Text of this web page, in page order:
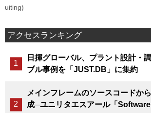
uiting)
アクセスランキング
日揮グローバル、プラント設計・
ブル事例を「JUST.DB」に集約
メインフレームのソースコードか
成─ユニリタエスアール「